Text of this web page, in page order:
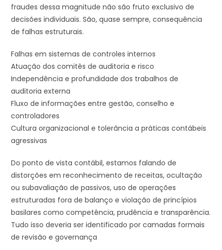
fraudes dessa magnitude não são fruto exclusivo de
decisões individuais. São, quase sempre, consequência
de falhas estruturais.
Falhas em sistemas de controles internos
Atuação dos comitês de auditoria e risco
Independência e profundidade dos trabalhos de
auditoria externa
Fluxo de informações entre gestão, conselho e
controladores
Cultura organizacional e tolerância a práticas contábeis
agressivas
Do ponto de vista contábil, estamos falando de
distorções em reconhecimento de receitas, ocultação
ou subavaliação de passivos, uso de operações
estruturadas fora de balanço e violação de princípios
basilares como competência, prudência e transparência.
Tudo isso deveria ser identificado por camadas formais
de revisão e governança